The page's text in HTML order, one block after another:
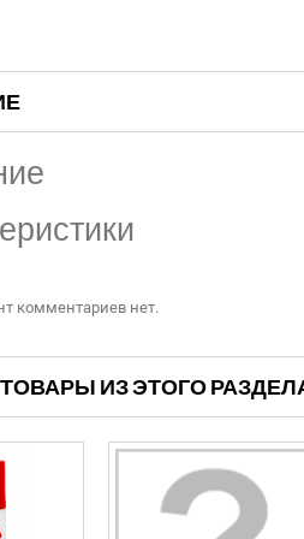
комментариев нет.
ТОВАРЫ ИЗ ЭТОГО